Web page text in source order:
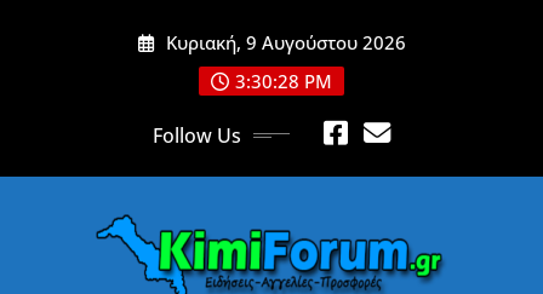
Κυριακή, 9 Αυγούστου 2026
3:30:30 PM
Follow Us